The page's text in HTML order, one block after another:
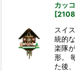
カッ
[
スイ
統的
楽隊
形。
た後